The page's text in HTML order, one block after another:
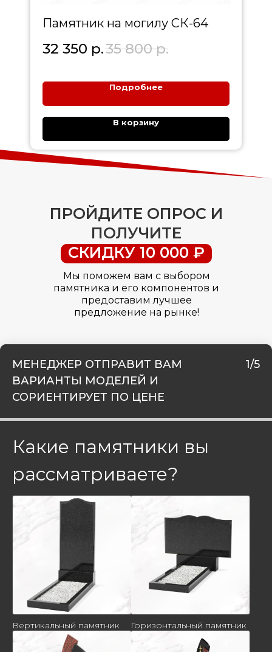
Памятник на могилу СК-64
32 350 р.35 800 р.
Подробнее
В корзину
ПРОЙДИТЕ ОПРОС И
ПОЛУЧИТЕ
СКИДКУ 10 000 ₽
Мы поможем вам с выбором
памятника и его компонентов и
предоставим лучшее
предложение на рынке!
МЕНЕДЖЕР ОТПРАВИТ ВАМ
ВАРИАНТЫ МОДЕЛЕЙ И
СОРИЕНТИРУЕТ ПО ЦЕНЕ
1/5
Какие памятники вы
рассматриваете?
Вертикальный памятник Горизонтальный памятник